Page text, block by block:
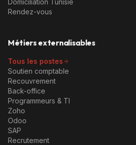
Domiciliation Tunisie
Rendez-vous
Métiers externalisables
Tous les postes
Soutien comptable
Recouvrement
Back-office
Programmeurs & TI
Zoho
Odoo
SAP
Recrutement